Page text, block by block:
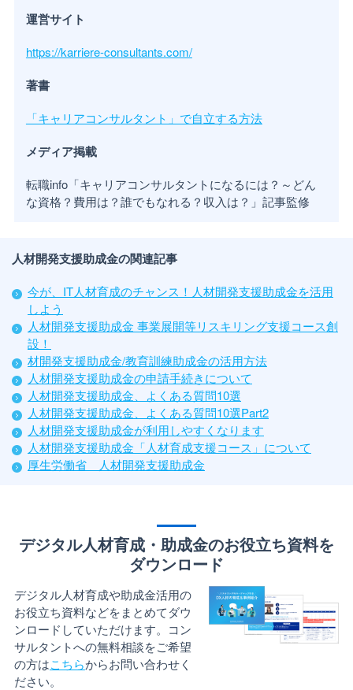
運営サイト
https://karriere-consultants.com/
著書
「キャリアコンサルタント」で自立する方法
メディア掲載
転職info「キャリアコンサルタントになるには？～どん
な資格？費用は？誰でもなれる？収入は？」記事監修
人材開発支援助成金の関連記事
今が、IT人材育成のチャンス！人材開発支援助成金を活用
しよう
人材開発支援助成金 事業展開等リスキリング支援コース創
設！
材開発支援助成金/教育訓練助成金の活用方法
人材開発支援助成金の申請手続きについて
人材開発支援助成金、よくある質問10選
人材開発支援助成金、よくある質問10選Part2
人材開発支援助成金が利用しやすくなります
人材開発支援助成金「人材育成支援コース」について
厚生労働省 人材開発支援助成金
デジタル人材育成・助成金のお役立ち資料を
ダウンロード
デジタル人材育成や助成金活用の
お役立ち資料などをまとめてダウ
ンロードしていただけます。コン
サルタントへの無料相談をご希望
の方はこちらからお問い合わせく
ださい。